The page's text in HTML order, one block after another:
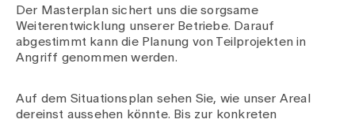
Medien
Publikationen
Der Masterplan sichert uns die sorgsame
Weiterentwicklung unserer Betriebe. Darauf
abgestimmt kann die Planung von Teilprojekten in
Angriff genommen werden.
Auf dem Situationsplan sehen Sie, wie unser Areal
dereinst aussehen könnte. Bis zur konkreten